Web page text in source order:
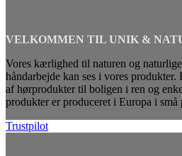
VELKOMMEN TIL UNIK &
Vores kærlighed til naturen og
håndarbejde kan ses i vores
af hørprodukter til boligen i ren og
produkter er produceret i Europa i små
Trustpilot